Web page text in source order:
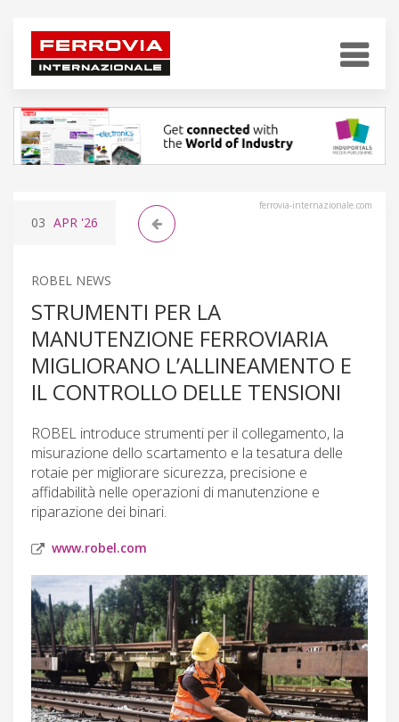
ferrovia-internazionale.com
03 APR '26
ROBEL NEWS
STRUMENTI PER LA
MANUTENZIONE FERROVIARIA
MIGLIORANO L’ALLINEAMENTO E
IL CONTROLLO DELLE TENSIONI
ROBEL introduce strumenti per il collegamento, la
misurazione dello scartamento e la tesatura delle
rotaie per migliorare sicurezza, precisione e
affidabilità nelle operazioni di manutenzione e
riparazione dei binari.
www.robel.com